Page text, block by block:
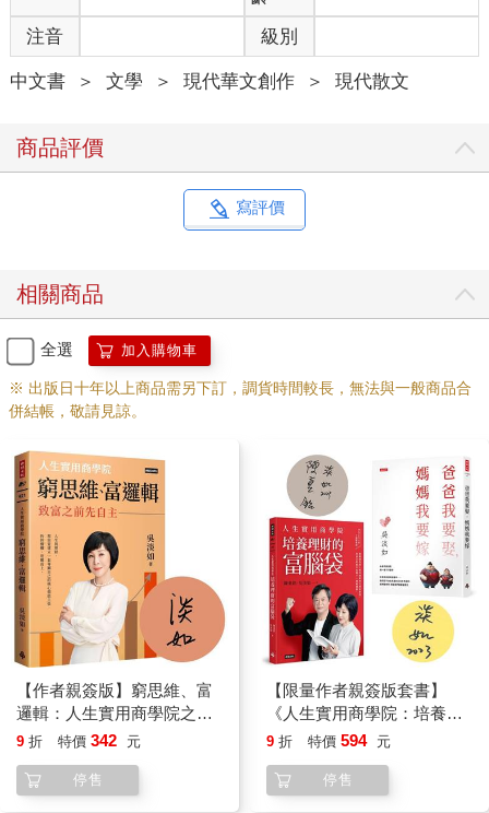
注音 級別
中文書 ＞ 文學 ＞ 現代華文創作 ＞ 現代散文
商品評價
寫評價
相關商品
全選 加入購物車
※ 出版日十年以上商品需另下訂，調貨時間較長，無法與一般商品合
併結帳，敬請見諒。
【作者親簽版】窮思維、富
邏輯：人生實用商學院之致
富之前先自主
9 折 特價 342 元
停售
【限量作者親簽版套書】
《人生實用商學院：培養理
財的富腦袋》＋《爸爸要再
9 折 特價 594 元
停售